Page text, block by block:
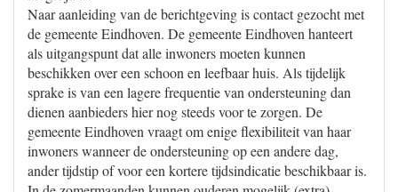
Naar aanleiding van de berichtgeving is contact gezocht met
de gemeente Eindhoven. De gemeente Eindhoven hanteert
als uitgangspunt dat alle inwoners moeten kunnen
beschikken over een schoon en leefbaar huis. Als tijdelijk
sprake is van een lagere frequentie van ondersteuning dan
dienen aanbieders hier nog steeds voor te zorgen. De
gemeente Eindhoven vraagt om enige flexibiliteit van haar
inwoners wanneer de ondersteuning op een andere dag,
ander tijdstip of voor een kortere tijdsindicatie beschikbaar is.